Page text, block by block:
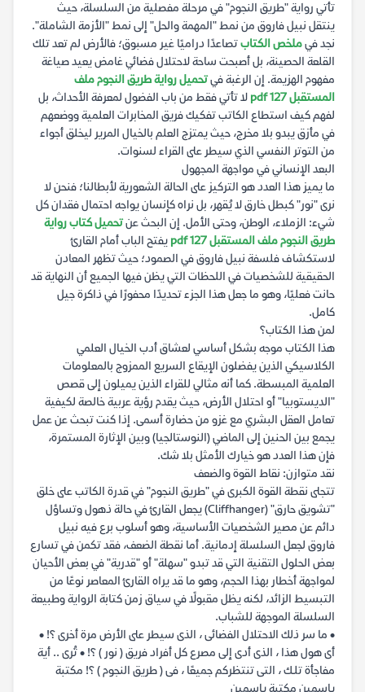
تأتي رواية "طريق النجوم" في مرحلة مفصلية من السلسلة، حيث
ينتقل نبيل فاروق من نمط "المهمة والحل" إلى نمط "الأزمة الشاملة".
نجد فيملخص الكتابتصاعدًا دراميًا غير مسبوق؛ فالأرض لم تعد تلك
القلعة الحصينة، بل أصبحت ساحة لاحتلال فضائي غامض يعيد صياغة
مفهوم الهزيمة. إن الرغبة فيتحميل رواية طريق النجوم ملف
المستقبل 127 pdf
لا تأتي فقط من باب الفضول لمعرفة الأحداث، بل
لفهم كيف استطاع الكاتب تفكيك فريق المخابرات العلمية ووضعهم
في مأزق يبدو بلا مخرج، حيث يمتزج العلم بالخيال المرير ليخلق أجواء
من التوتر النفسي الذي سيطر على القراء لسنوات.
البعد الإنساني في مواجهة المجهول
ما يميز هذا العدد هو التركيز على الحالة الشعورية لأبطالنا؛ فنحن لا
نرى "نور" كبطل خارق لا يُقهر، بل نراه كإنسان يواجه احتمال فقدان كل
شيء: الزملاء، الوطن، وحتى الأمل. إن البحث عنتحميل كتاب رواية
طريق النجوم ملف المستقبل 127 pdf
يفتح الباب أمام القارئ
لاستكشاف فلسفة نبيل فاروق في الصمود؛ حيث تظهر المعادن
الحقيقية للشخصيات في اللحظات التي يظن فيها الجميع أن النهاية قد
حانت فعليًا، وهو ما جعل هذا الجزء تحديدًا محفورًا في ذاكرة جيل
كامل.
لمن هذا الكتاب؟
هذا الكتاب موجه بشكل أساسي لعشاق أدب الخيال العلمي
الكلاسيكي الذين يفضلون الإيقاع السريع الممزوج بالمعلومات
العلمية المبسطة. كما أنه مثالي للقراء الذين يميلون إلى قصص
"الديستوبيا" أو احتلال الأرض، حيث يقدم رؤية عربية خالصة لكيفية
تعامل العقل البشري مع غزو من حضارة أسمى. إذا كنت تبحث عن عمل
يجمع بين الحنين إلى الماضي (النوستالجيا) وبين الإثارة المستمرة،
فإن هذا العدد هو خيارك الأمثل بلا شك.
نقد متوازن: نقاط القوة والضعف
تتجلى نقطة القوة الكبرى في "طريق النجوم" في قدرة الكاتب على خلق
"تشويق حارق" (Cliffhanger) يجعل القارئ في حالة ذهول وتساؤل
دائم عن مصير الشخصيات الأساسية، وهو أسلوب برع فيه نبيل
فاروق لجعل السلسلة إدمانية. أما نقطة الضعف، فقد تكمن في تسارع
بعض الحلول التقنية التي قد تبدو "سهلة" أو "قدرية" في بعض الأحيان
لمواجهة أخطار بهذا الحجم، وهو ما قد يراه القارئ المعاصر نوعًا من
التبسيط الزائد، لكنه يظل مقبولًا في سياق زمن كتابة الرواية وطبيعة
السلسلة الموجهة للشباب.
• ما سر ذلك الاحتلال الفضائى ، الذى سيطر على الأرض مرة أخرى ؟! •
أى هول هذا ، الذى أدى إلى مصرع كل أفراد فريق ( نور ) ؟! • تُرى .. أية
مفاجأة تلـك ، التى تنتظركم جميعًا ، فى ( طريق النجوم ) ؟! مكتبة
ياسمين مكتبة ياسمين